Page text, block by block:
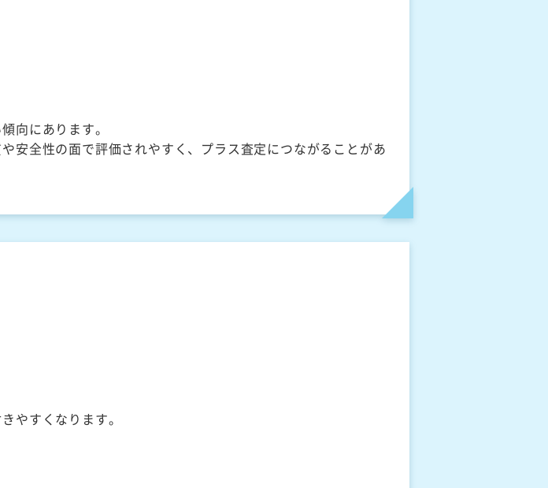
向にあります。
安全性の面で評価されやすく、プラス査定につながることがあ
やすくなります。